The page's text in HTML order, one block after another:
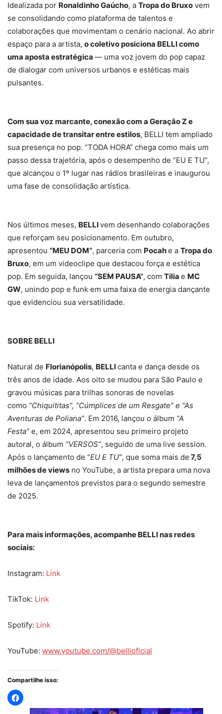
Idealizada por Ronaldinho Gaúcho, a Tropa do Bruxo vem
se consolidando como plataforma de talentos e
colaborações que movimentam o cenário nacional. Ao abrir
espaço para a artista, o coletivo posiciona BELLI como
uma aposta estratégica — uma voz jovem do pop capaz
de dialogar com universos urbanos e estéticas mais
pulsantes.
Com sua voz marcante, conexão com a Geração Z e
capacidade de transitar entre estilos, BELLI tem ampliado
sua presença no pop. “TODA HORA” chega como mais um
passo dessa trajetória, após o desempenho de “EU E TU”,
que alcançou o 1º lugar nas rádios brasileiras e inaugurou
uma fase de consolidação artística.
Nos últimos meses, BELLIvem desenhando colaborações
que reforçam seu posicionamento. Em outubro,
apresentou “MEU DOM”, parceria com Pocahe a Tropa do
Bruxo, em um videoclipe que destacou força e estética
pop. Em seguida, lançou “SEM PAUSA”, com Tília e MC
GW, unindo pop e funk em uma faixa de energia dançante
que evidenciou sua versatilidade.
SOBRE BELLI
Natural de Florianópolis, BELLIcanta e dança desde os
três anos de idade. Aos oito se mudou para São Paulo e
gravou músicas para trilhas sonoras de novelas
como “Chiquititas”, “Cúmplices de um Resgate” e “As
Aventuras de Poliana”. Em 2016, lançou o álbum “A
Festa” e, em 2024, apresentou seu primeiro projeto
autoral, o álbum “VERSOS”, seguido de uma live session.
Após o lançamento de “EU E TU”, que soma mais de 7,5
milhões de views no YouTube, a artista prepara uma nova
leva de lançamentos previstos para o segundo semestre
de 2025.
Para mais informações, acompanhe BELLI nas redes
sociais:
Instagram: Link
TikTok: Link
Spotify: Link
YouTube: www.youtube.com/@bellioficial
Compartilhe isso: